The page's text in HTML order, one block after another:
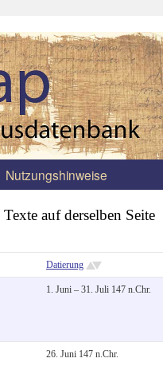
Nutzungshinweise
Texte auf derselben Seite
Datierung
1. Juni – 31. Juli 147 n.Chr.
26. Juni 147 n.Chr.